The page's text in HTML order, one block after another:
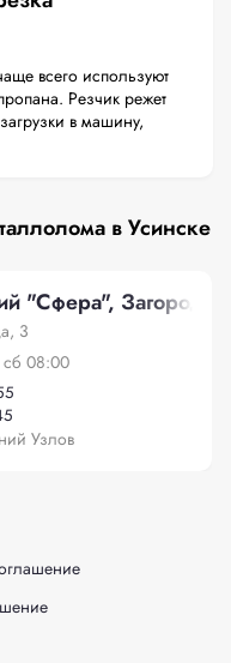
всего используют
Резчик режет
в машину,
в Усинске
"Сфера",
3
сб 08:00
Узлов